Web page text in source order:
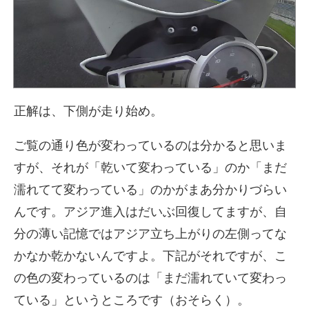
正解は、下側が走り始め。
ご覧の通り色が変わっているのは分かると思いま
すが、それが「乾いて変わっている」のか「まだ
濡れてて変わっている」のかがまあ分かりづらい
んです。アジア進入はだいぶ回復してますが、自
分の薄い記憶ではアジア立ち上がりの左側ってな
かなか乾かないんですよ。下記がそれですが、こ
の色の変わっているのは「まだ濡れていて変わっ
ている」というところです（おそらく）。